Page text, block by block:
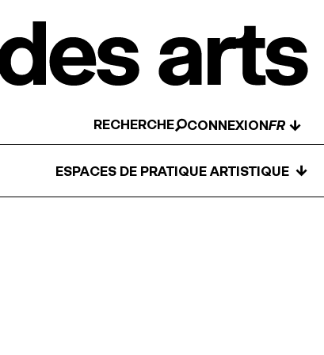
RECHERCHE CONNEXION ↓
ESPACES DE PRATIQUE ARTISTIQUE ↓